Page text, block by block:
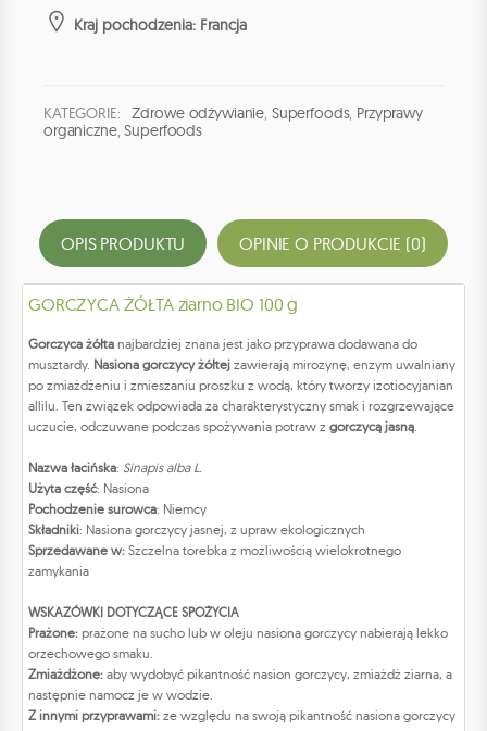
Kraj pochodzenia: Francja
KATEGORIE: Zdrowe odżywianie, Superfoods, Przyprawy
organiczne,Superfoods
OPIS PRODUKTU OPINIE O PRODUKCIE (0)
GORCZYCA ŻÓŁTA ziarno BIO 100 g
Gorczyca żółta najbardziej znana jest jako przyprawa dodawana do
musztardy. Nasiona gorczycy żółtej zawierają mirozynę, enzym uwalniany
po zmiażdżeniu i zmieszaniu proszku z wodą, który tworzy izotiocyjanian
allilu. Ten związek odpowiada za charakterystyczny smak i rozgrzewające
uczucie, odczuwane podczas spożywania potraw z gorczycą jasną.
Nazwa łacińska: Sinapis alba L.
Użyta część: Nasiona
Pochodzenie surowca: Niemcy
Składniki: Nasiona gorczycy jasnej, z upraw ekologicznych
Sprzedawane w: Szczelna torebka z możliwością wielokrotnego
zamykania
WSKAZÓWKI DOTYCZĄCE SPOŻYCIA
Prażone: prażone na sucho lub w oleju nasiona gorczycy nabierają lekko
orzechowego smaku.
Zmiażdżone: aby wydobyć pikantność nasion gorczycy, zmiażdż ziarna, a
następnie namocz je w wodzie.
Z innymi przyprawami: ze względu na swoją pikantność nasiona gorczycy